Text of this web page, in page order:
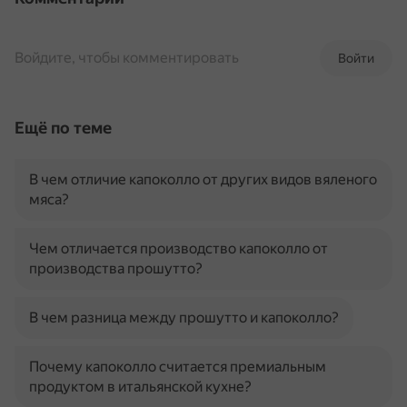
Войти
Войдите, чтобы комментировать
Ещё по теме
В чем отличие капоколло от других видов вяленого
мяса?
Чем отличается производство капоколло от
производства прошутто?
В чем разница между прошутто и капоколло?
Почему капоколло считается премиальным
продуктом в итальянской кухне?